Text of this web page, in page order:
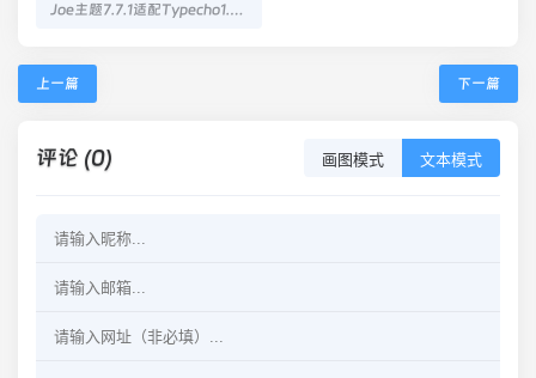
Joe主题7.7.1适配Typecho1.3.0问题修复
上一篇 下一篇
评论 (0) 画图模式 文本模式